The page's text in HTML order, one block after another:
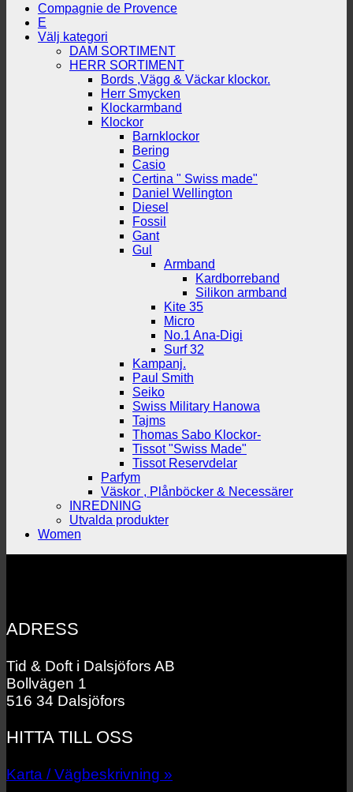
Compagnie de Provence
E
Välj kategori
DAM SORTIMENT
HERR SORTIMENT
Bords ,Vägg & Väckar klockor.
Herr Smycken
Klockarmband
Klockor
Barnklockor
Bering
Casio
Certina " Swiss made"
Daniel Wellington
Diesel
Fossil
Gant
Gul
Armband
Kardborreband
Silikon armband
Kite 35
Micro
No.1 Ana-Digi
Surf 32
Kampanj.
Paul Smith
Seiko
Swiss Military Hanowa
Tajms
Thomas Sabo Klockor-
Tissot "Swiss Made"
Tissot Reservdelar
Parfym
Väskor , Plånböcker & Necessärer
INREDNING
Utvalda produkter
Women
ADRESS
Tid & Doft i Dalsjöfors AB
Bollvägen 1
516 34 Dalsjöfors
HITTA TILL OSS
Karta / Vägbeskrivning »